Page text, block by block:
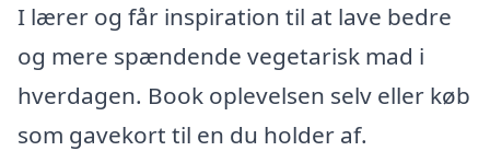
I lærer og får inspiration til at lave bedre
og mere spændende vegetarisk mad i
hverdagen. Book oplevelsen selv eller køb
som gavekort til en du holder af.